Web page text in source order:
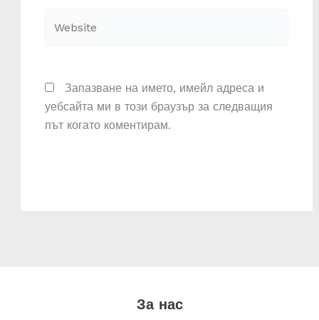
Запазване на името, имейл адреса и
уебсайта ми в този браузър за следващия
път когато коментирам.
За нас